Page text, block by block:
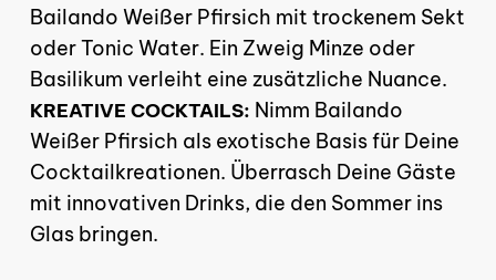
Bailando Weißer Pfirsich mit trockenem Sekt
oder Tonic Water. Ein Zweig Minze oder
Basilikum verleiht eine zusätzliche Nuance.
KREATIVE COCKTAILS: Nimm Bailando
Weißer Pfirsich als exotische Basis für Deine
Cocktailkreationen. Überrasch Deine Gäste
mit innovativen Drinks, die den Sommer ins
Glas bringen.